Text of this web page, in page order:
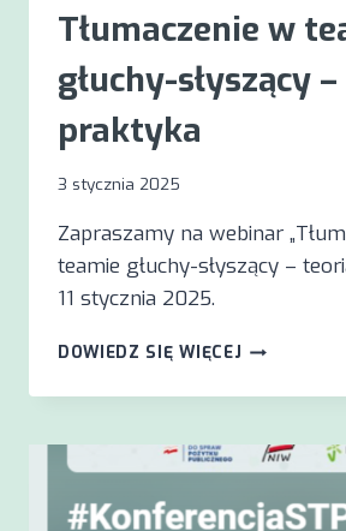
Tłumaczenie w
głuchy-słyszący
praktyka
3 stycznia 2025
Zapraszamy na webinar
teamie głuchy-słyszący –
11 stycznia 2025.
DOWIEDZ SIĘ WIĘCEJ
TEAMIE
SŁYSZĄCY
–
TEORIA
I